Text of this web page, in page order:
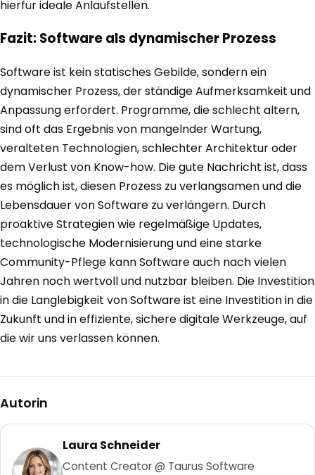
hierfür ideale Anlaufstellen.
Fazit: Software als dynamischer Prozess
Software ist kein statisches Gebilde, sondern ein
dynamischer Prozess, der ständige Aufmerksamkeit und
Anpassung erfordert. Programme, die schlecht altern,
sind oft das Ergebnis von mangelnder Wartung,
veralteten Technologien, schlechter Architektur oder
dem Verlust von Know-how. Die gute Nachricht ist, dass
es möglich ist, diesen Prozess zu verlangsamen und die
Lebensdauer von Software zu verlängern. Durch
proaktive Strategien wie regelmäßige Updates,
technologische Modernisierung und eine starke
Community-Pflege kann Software auch nach vielen
Jahren noch wertvoll und nutzbar bleiben. Die Investition
in die Langlebigkeit von Software ist eine Investition in die
Zukunft und in effiziente, sichere digitale Werkzeuge, auf
die wir uns verlassen können.
Autorin
Laura Schneider
Content Creator @ Taurus Software